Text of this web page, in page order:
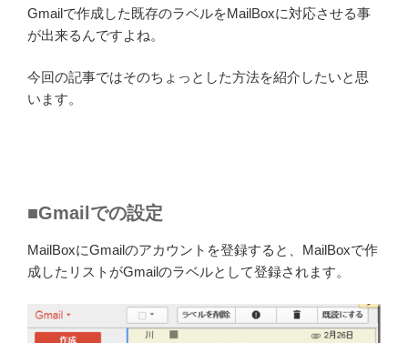
Gmailで作成した既存のラベルをMailBoxに対応させる事
が出来るんですよね。
今回の記事ではそのちょっとした方法を紹介したいと思
います。
■Gmailでの設定
MailBoxにGmailのアカウントを登録すると、MailBoxで作
成したリストがGmailのラベルとして登録されます。